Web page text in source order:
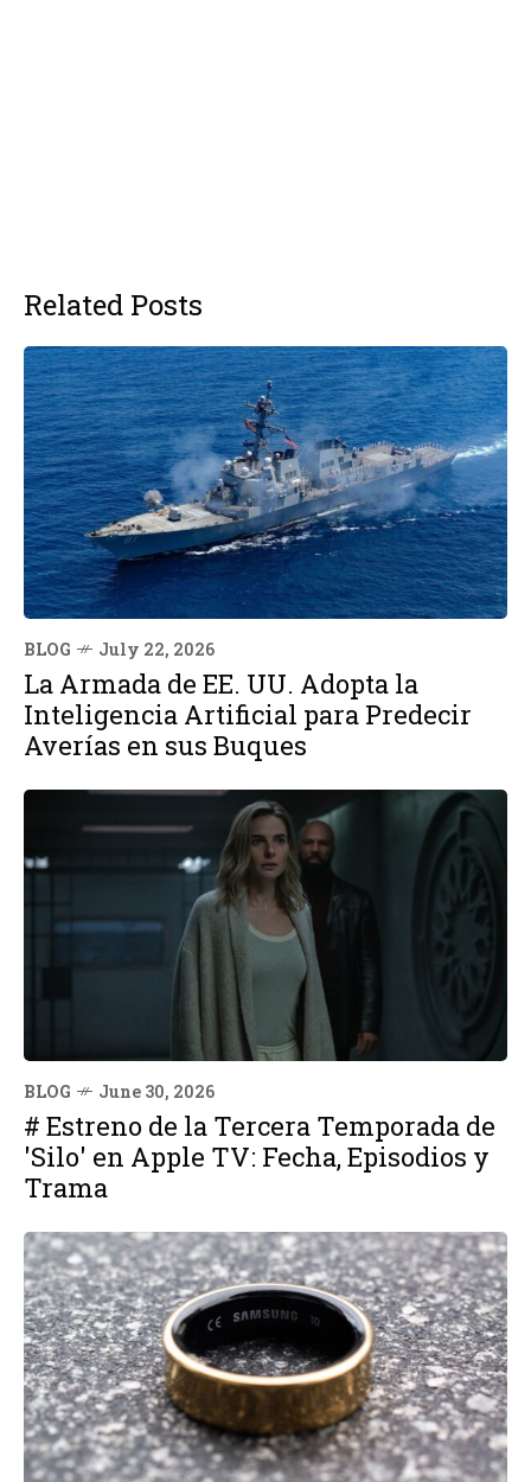
Related Posts
BLOG July 22, 2026
La Armada de EE. UU. Adopta la
Inteligencia Artificial para Predecir
Averías en sus Buques
BLOG June 30, 2026
# Estreno de la Tercera Temporada de
'Silo' en Apple TV: Fecha, Episodios y
Trama